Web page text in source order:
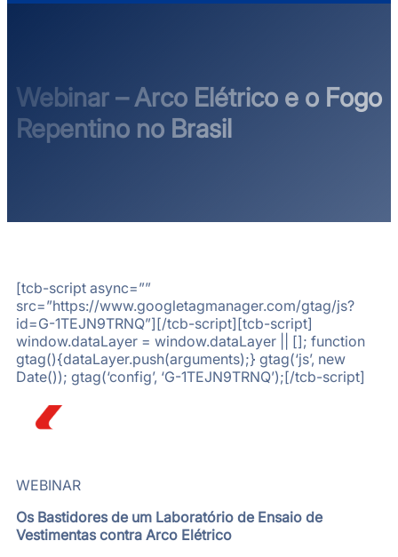
Webinar – Arco Elétrico e o Fogo
Repentino no Brasil
[tcb-script async=””
src=”https://www.googletagmanager.com/gtag/js?
id=G-1TEJN9TRNQ”][/tcb-script][tcb-script]
window.dataLayer = window.dataLayer || []; function
gtag(){dataLayer.push(arguments);} gtag(‘js’, new
Date()); gtag(‘config’, ‘G-1TEJN9TRNQ’);[/tcb-script]
WEBINAR
Os Bastidores de um Laboratório de Ensaio de
Vestimentas contra Arco Elétrico